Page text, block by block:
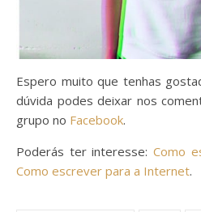
Espero muito que tenhas
dúvida podes deixar nos
grupo no Facebook.
Poderás ter interesse: Como
Como escrever para a Internet.